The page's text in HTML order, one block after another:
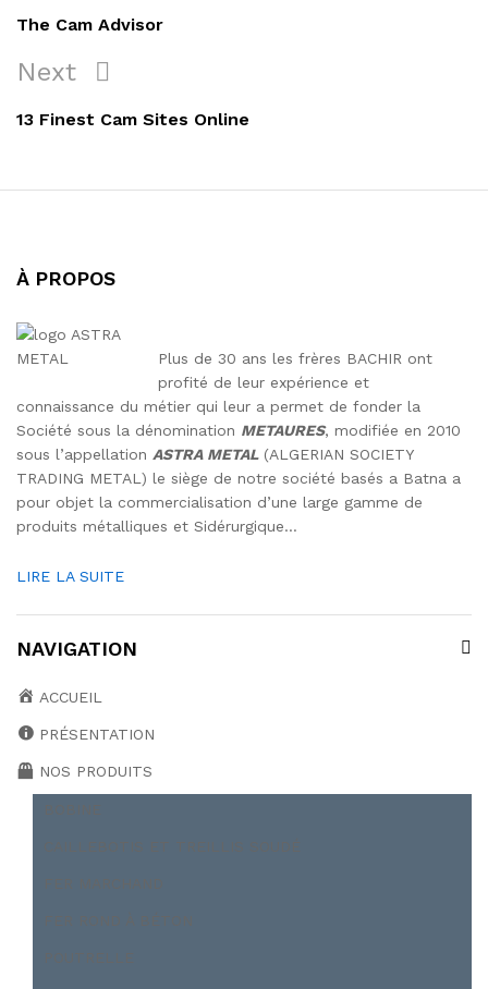
de
l’article
Post
The Cam Advisor
Next
Post
Next
13 Finest Cam Sites Online
À PROPOS
Plus de 30 ans les frères BACHIR ont
profité de leur expérience et
connaissance du métier qui leur a permet de fonder la
Société sous la dénomination METAURES, modifiée en 2010
sous l’appellation ASTRA METAL(ALGERIAN SOCIETY
TRADING METAL) le siège de notre société basés a Batna a
pour objet la commercialisation d’une large gamme de
produits métalliques et Sidérurgique…
LIRE LA SUITE
NAVIGATION
ACCUEIL
PRÉSENTATION
NOS PRODUITS